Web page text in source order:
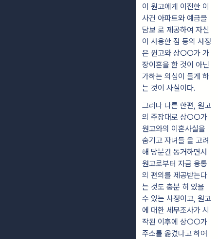
이 원고에게 이전한 이
사건 아파트와 예금을
담보 로 제공하여 자신
이 사용한 점 등의 사정
은 원고와 상○○가 가
장이혼을 한 것이 아닌
가하는 의심이 들게 하
는 것이 사실이다.
그러나 다른 한편, 원고
의 주장대로 상○○가
원고와의 이혼사실을
숨기고 자녀들 을 고려
해 당분간 동거하면서
원고로부터 자금 융통
의 편의를 제공받는다
는 것도 충분 히 있을
수 있는 사정이고, 원고
에 대한 세무조사가 시
작된 이후에 상○○가
주소를 옮겼다고 하여